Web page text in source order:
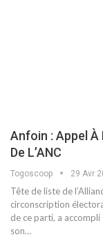
Anfoin : Appel À
De L’ANC
Togoscoop 29 Avr
Tête de liste de
circonscription
de ce parti, a
son…